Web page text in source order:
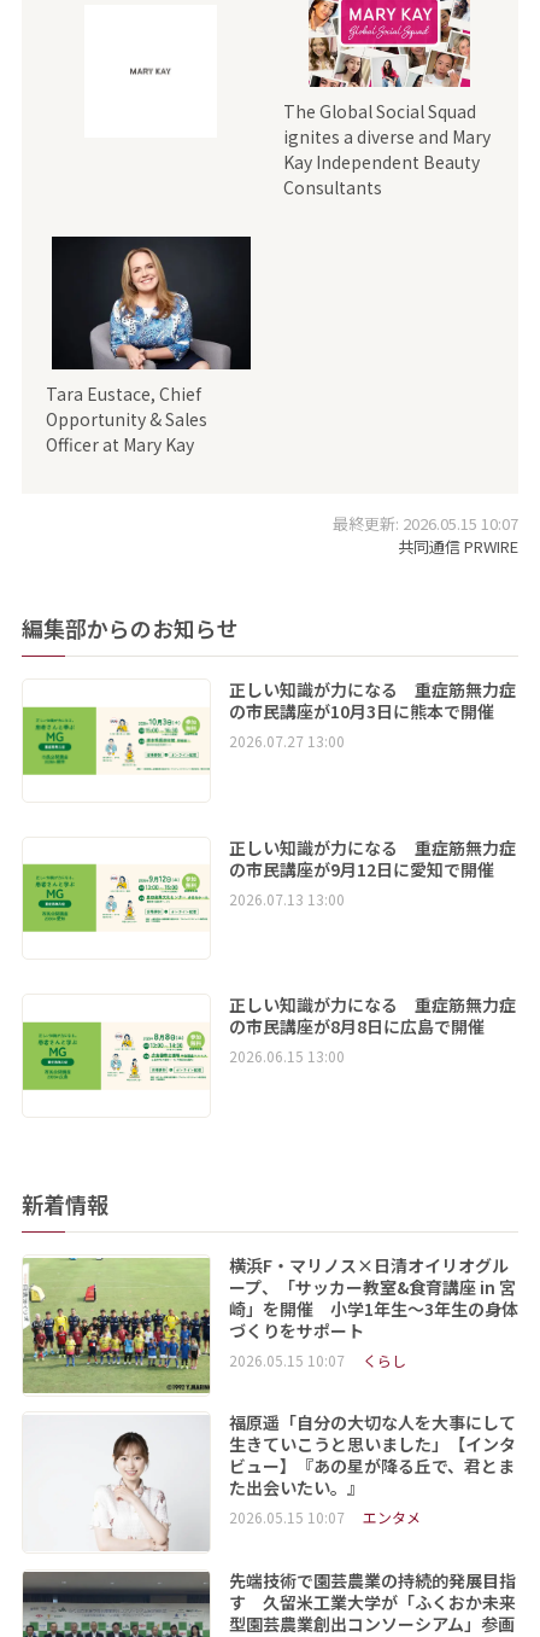
The Global Social Squad
ignites a diverse and Mary
Kay Independent Beauty
Consultants
Tara Eustace, Chief
Opportunity & Sales
Officer at Mary Kay
最終更新: 2026.05.15 10:07
共同通信 PRWIRE
編集部からのお知らせ
正しい知識が力になる 重症筋無力症
の市民講座が10月3日に熊本で開催
2026.07.27 13:00
正しい知識が力になる 重症筋無力症
の市民講座が9月12日に愛知で開催
2026.07.13 13:00
正しい知識が力になる 重症筋無力症
の市民講座が8月8日に広島で開催
2026.06.15 13:00
新着情報
横浜F・マリノス×日清オイリオグル
ープ、「サッカー教室&食育講座 in 宮
崎」を開催 小学1年生～3年生の身体
づくりをサポート
2026.05.15 10:07 くらし
福原遥「自分の大切な人を大事にして
生きていこうと思いました」【インタ
ビュー】『あの星が降る丘で、君とま
た出会いたい。』
2026.05.15 10:07 エンタメ
先端技術で園芸農業の持続的発展目指
す 久留米工業大学が「ふくおか未来
型園芸農業創出コンソーシアム」参画